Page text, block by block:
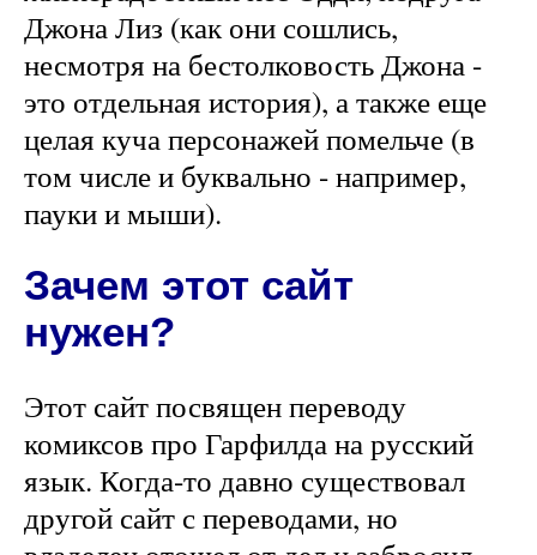
Джона Лиз (как они сошлись,
несмотря на бестолковость Джона -
это отдельная история), а также еще
целая куча персонажей помельче (в
том числе и буквально - например,
пауки и мыши).
Зачем этот сайт
нужен?
Этот сайт посвящен переводу
комиксов про Гарфилда на русский
язык. Когда-то давно существовал
другой сайт с переводами, но